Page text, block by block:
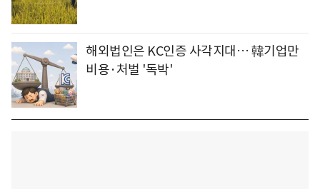
해외법인은 KC인증 사각지대… 韓기업만
비용·처벌 '독박'